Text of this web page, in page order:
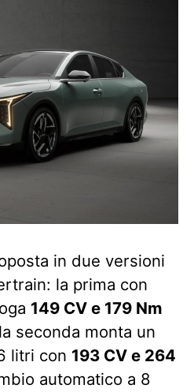
in due versioni
la prima con
149 CV e 179 Nm
seconda monta un
litri con 193 CV e 264
automatico a 8